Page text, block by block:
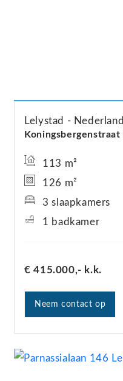
Koningsbergenstraat
Lelystad Nederland
€ 415.000,- k.k.
113 m²
126 m²
3 slaapkamers
1 badkamer
Neem contact op